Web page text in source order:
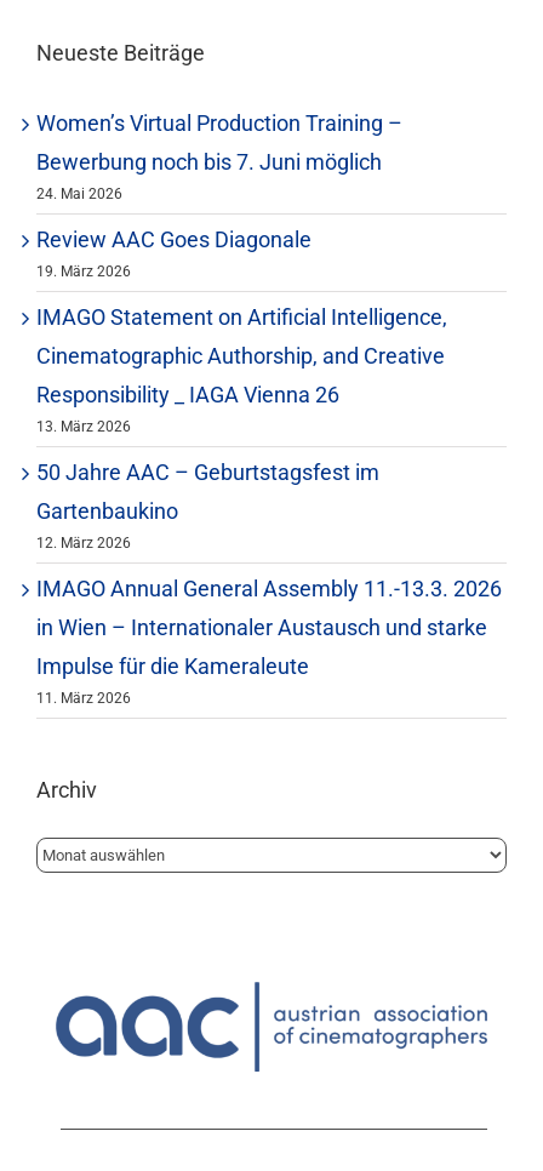
Neueste Beiträge
Women’s Virtual Production Training –
Bewerbung noch bis 7. Juni möglich
24. Mai 2026
Review AAC Goes Diagonale
19. März 2026
IMAGO Statement on Artificial Intelligence,
Cinematographic Authorship, and Creative
Responsibility _ IAGA Vienna 26
13. März 2026
50 Jahre AAC – Geburtstagsfest im
Gartenbaukino
12. März 2026
IMAGO Annual General Assembly 11.-13.3. 2026
in Wien – Internationaler Austausch und starke
Impulse für die Kameraleute
11. März 2026
Archiv
Archiv